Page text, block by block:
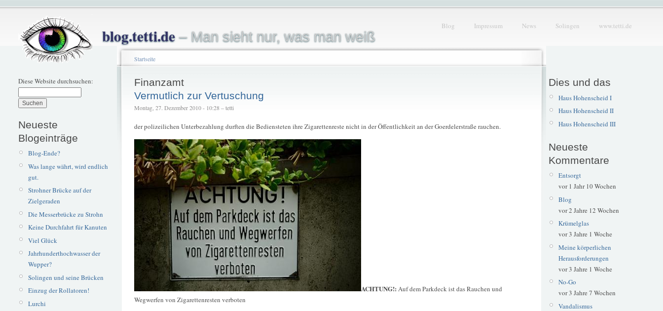
blog.tetti.de– Man sieht nur, was man weiß
Blog Impressum News Solingen www.tetti.de
Diese Website durchsuchen:
Neueste
Blogeinträge
Blog-Ende?
Was lange währt, wird endlich
gut.
Strohner Brücke auf der
Zielgeraden
Die Messerbrücke zu Strohn
Keine Durchfahrt für Kanuten
Viel Glück
Jahrhunderthochwasser der
Wupper?
Solingen und seine Brücken
Einzug der Rollatoren!
Lurchi
Startseite
Finanzamt
Vermutlich zur Vertuschung
Montag, 27. Dezember 2010 - 10:28 – tetti
der polizeilichen Unterbezahlung durften die Bediensteten ihre Zigarettenreste nicht in der Öffentlichkeit an der Goerdelerstraße rauchen.
ACHTUNG!: Auf dem Parkdeck ist das Rauchen und
Wegwerfen von Zigarettenresten verboten
Dies und das
Haus Hohenscheid I
Haus Hohenscheid II
Haus Hohenscheid III
Neueste
Kommentare
Entsorgt
vor 1 Jahr 10 Wochen
Blog
vor 2 Jahre 12 Wochen
Krümelglas
vor 3 Jahre 1 Woche
Meine körperlichen
Herausforderungen
vor 3 Jahre 1 Woche
No-Go
vor 3 Jahre 7 Wochen
Vandalismus